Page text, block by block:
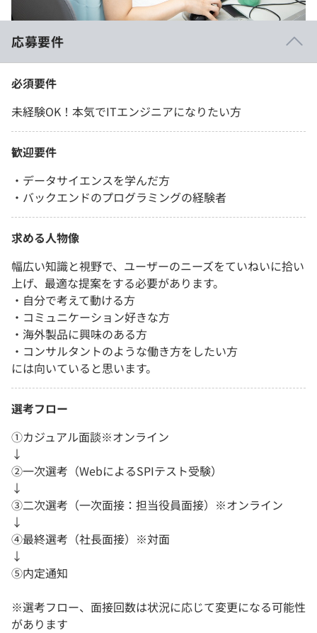
応募要件
必須要件
未経験OK！本気でITエンジニアになりたい方
歓迎要件
・データサイエンスを学んだ方
・バックエンドのプログラミングの経験者
求める人物像
幅広い知識と視野で、ユーザーのニーズをていねいに拾い
上げ、最適な提案をする必要があります。
・自分で考えて動ける方
・コミュニケーション好きな方
・海外製品に興味のある方
・コンサルタントのような働き方をしたい方
には向いていると思います。
選考フロー
①カジュアル面談※オンライン
↓
②一次選考（WebによるSPIテスト受験）
↓
③二次選考（一次面接：担当役員面接）※オンライン
↓
④最終選考（社長面接）※対面
↓
⑤内定通知
※選考フロー、面接回数は状況に応じて変更になる可能性
があります